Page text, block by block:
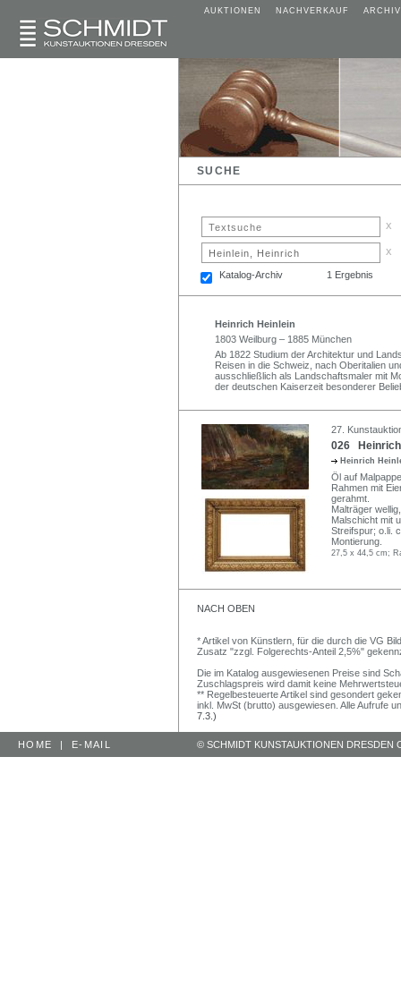
AUKTIONEN NACHVERKAUF ARCHIV
SUCHE
x
x
Katalog-Archiv 1 Ergebnis
Heinrich Heinlein
1803 Weilburg – 1885 München
Ab 1822 Studium der Architektur und
Reisen in die Schweiz, nach Oberitalien
ausschließlich als Landschaftsmaler mit
der deutschen Kaiserzeit besonderer
27.
026 Heinrich
Heinrich
Öl auf
Rahmen mit
gerahmt.
Malträger
Malschicht mit
Streifspur; o.li.
Montierung.
27,5 x 44,5 cm;
NACH OBEN
* Artikel von Künstlern, für die durch die VG
Zusatz "zzgl. Folgerechts-Anteil 2,5%"
Die im Katalog ausgewiesenen Preise sind
Zuschlagspreis wird damit keine
** Regelbesteuerte Artikel sind gesondert
inkl. MwSt (brutto) ausgewiesen. Alle Aufrufe
7.3.)
HOME | E-MAIL © SCHMIDT KUNSTAUKTIONEN DRESDEN